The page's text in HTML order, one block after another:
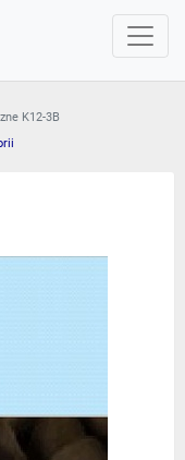
K12-3B